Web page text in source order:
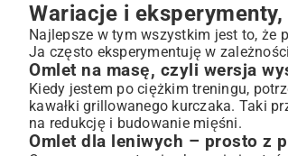
Wariacje i
Najlepsze w tym wszystkim jest to, że
Ja często eksperymentuję w
Omlet na masę, czyli wersja
Kiedy jestem po ciężkim treningu,
kawałki grillowanego kurczaka. Taki
na redukcjęi budowanie mięśni.
Omlet dla leniwych – prosto z